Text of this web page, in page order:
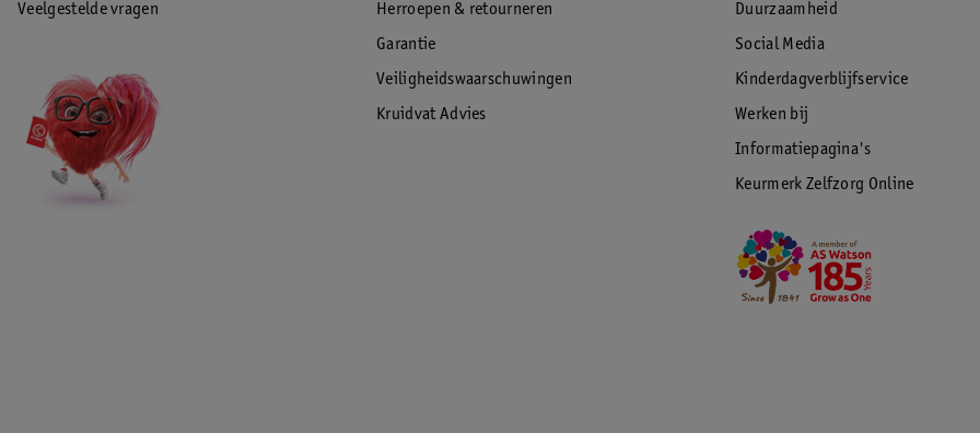
Veelgestelde vragen
Herroepen & retourneren
Garantie
Veiligheidswaarschuwingen
Kruidvat Advies
Duurzaamheid
Social Media
Kinderdagverblijfservice
Werken bij
Informatiepagina's
Keurmerk Zelfzorg Online